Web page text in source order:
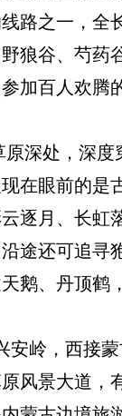
路之一，全
狼谷、芍药
加百人欢腾
深处，深
在眼前的是
逐月、长虹
途还可追寻
鹅、丹顶鹤
安岭，西接
风景大道，